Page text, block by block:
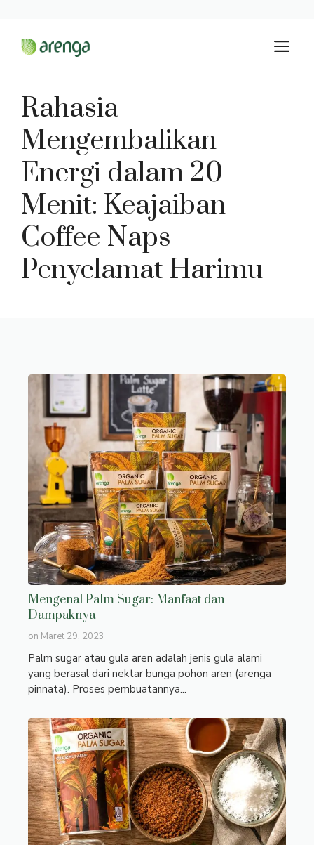
Rahasia
Mengembalikan
Energi dalam 20
Menit: Keajaiban
Coffee Naps
Penyelamat Harimu
Mengenal Palm Sugar: Manfaat dan
Dampaknya
on Maret 29, 2023
Palm sugar atau gula aren adalah jenis gula alami
yang berasal dari nektar bunga pohon aren (arenga
pinnata). Proses pembuatannya...